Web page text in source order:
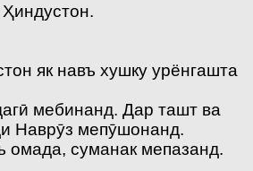
як навъ хушку урёнгашта
мебинанд. Дар ташт ва
Наврӯз мепӯшонанд.
омада, суманак мепазанд.